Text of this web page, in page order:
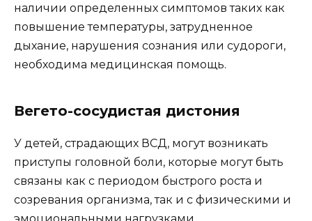
наличии определенных симптомов таких как
повышение температуры, затрудненное
дыхание, нарушения сознания или судороги,
необходима медицинская помощь.
Вегето-сосудистая дистония
У детей, страдающих ВСД, могут возникать
приступы головной боли, которые могут быть
связаны как с периодом быстрого роста и
созревания организма, так и с физическими и